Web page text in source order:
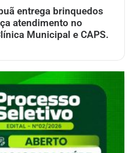
entrega brinquedos
atendimento no
Municipal e CAPS.